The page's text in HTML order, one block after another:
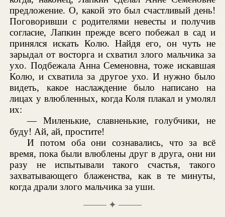
предложение. О, какой это был счастливый день!
Поговоривши с родителями невесты и получив
согласие, Лапкин прежде всего побежал в сад и
принялся искать Колю. Найдя его, он чуть не
зарыдал от восторга и схватил злого мальчика за
ухо. Подбежала Анна Семеновна, тоже искавшая
Колю, и схватила за другое ухо. И нужно было
видеть, какое наслаждение было написано на
лицах у влюбленных, когда Коля плакал и умолял
их:
— Миленькие, славненькие, голубчики, не
буду! Ай, ай, простите!
И потом оба они сознавались, что за всё
время, пока были влюблены друг в друга, они ни
разу не испытывали такого счастья, такого
захватывающего блаженства, как в те минуты,
когда драли злого мальчика за уши.
✦